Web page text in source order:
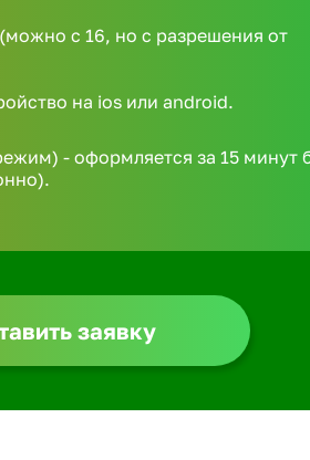
с 16, но с разрешения от
на ios или android.
- оформляется за 15 минут
заявку